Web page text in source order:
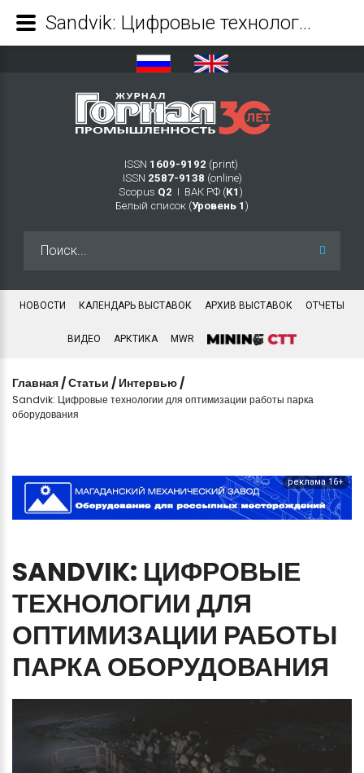
ISSN 1609-9192 (print)
ISSN 2587-9138 (online)
Scopus Q2 Ι ВАК РФ (K1 )
Белый список (Уровень 1 )
НОВОСТИ КАЛЕНДАРЬ ВЫСТАВОК АРХИВ ВЫСТАВОК ОТЧЕТЫ
ВИДЕО АРКТИКА MWR
Главная /Статьи / Интервью /
Sandvik: Цифровые технологии для оптимизации работы парка
оборудования
реклама 16+
SANDVIK: ЦИФРОВЫЕ
ТЕХНОЛОГИИ ДЛЯ
ОПТИМИЗАЦИИ РАБОТЫ
ПАРКА ОБОРУДОВАНИЯ
Sandvik: Цифровые технологии для оптимизации работы парка оборудования - Журнал Горная промышленность